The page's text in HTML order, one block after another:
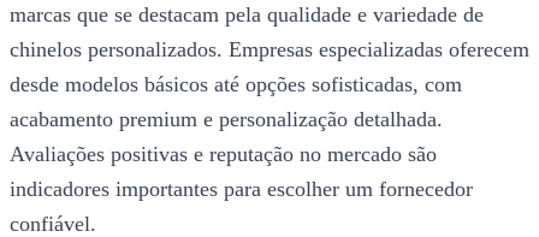
marcas que se destacam pela qualidade e variedade de
chinelos personalizados. Empresas especializadas oferecem
desde modelos básicos até opções sofisticadas, com
acabamento premium e personalização detalhada.
Avaliações positivas e reputação no mercado são
indicadores importantes para escolher um fornecedor
confiável.